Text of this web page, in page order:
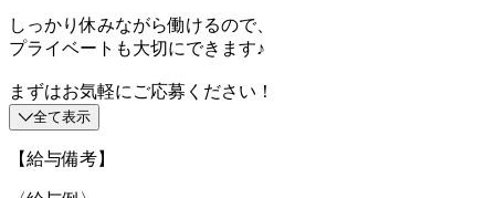
しっかり休みながら働けるので、
プライベートも大切にできます♪
まずはお気軽にご応募ください！
全て表示
【給与備考】